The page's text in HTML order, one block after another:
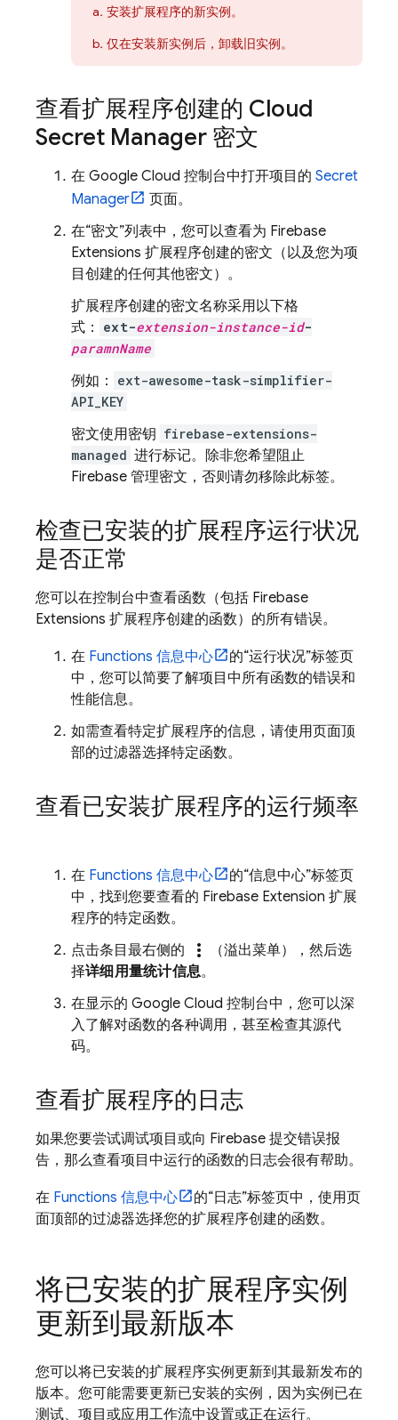
安装扩展程序的新实例。
仅在安装新实例后，卸载旧实例。
查看扩展程序创建的 Cloud
Secret Manager 密文
在 Google Cloud 控制台中打开项目的 Secret
Manager
页面。
在“密文”列表中，您可以查看为 Firebase
Extensions 扩展程序创建的密文（以及您为项
目创建的任何其他密文）。
扩展程序创建的密文名称采用以下格
式：
ext-extension-instance-id-
paramnName
例如：
ext-awesome-task-simplifier-
API_KEY
密文使用密钥 firebase-extensions-
managed 进行标记。除非您希望阻止
Firebase 管理密文，否则请勿移除此标签。
检查已安装的扩展程序运行状况
是否正常
您可以在控制台中查看函数（包括 Firebase
Extensions 扩展程序创建的函数）的所有错误。
在 Functions 信息中心
的“运行状况”标签页
中，您可以简要了解项目中所有函数的错误和
性能信息。
如需查看特定扩展程序的信息，请使用页面顶
部的过滤器选择特定函数。
查看已安装扩展程序的运行频率
在 Functions 信息中心
的“信息中心”标签页
中，找到您要查看的 Firebase Extension 扩展
程序的特定函数。
点击条目最右侧的
more_vert
（溢出菜单），然后选
择详细用量统计信息。
在显示的 Google Cloud 控制台中，您可以深
入了解对函数的各种调用，甚至检查其源代
码。
查看扩展程序的日志
如果您要尝试调试项目或向 Firebase 提交错误报
告，那么查看项目中运行的函数的日志会很有帮助。
在 Functions 信息中心
的“日志”标签页中，使用页
面顶部的过滤器选择您的扩展程序创建的函数。
将已安装的扩展程序实例
更新到最新版本
您可以将已安装的扩展程序实例更新到其最新发布的
版本。您可能需要更新已安装的实例，因为实例已在
测试、项目或应用工作流中设置或正在运行。